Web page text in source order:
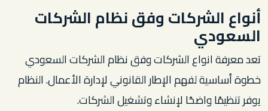
أنواع الشركات وفق نظام الشركات
السعودي
تعد معرفة انواع الشركات وفق نظام الشركات السعودي
خطوة أساسية لفهم الإطار القانوني لإدارة الأعمال. النظام
يوفر تنظيمًا واضحًا لإنشاء وتشغيل الشركات.